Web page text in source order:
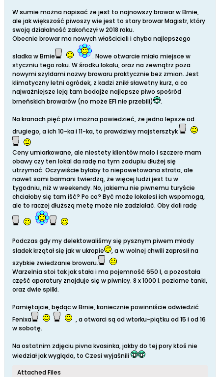
W sumie można napisać że jest to najnowszy browar w Brnie,
ale jak większość piwoszy wie jest to stary browar Magistr, który
swoją działalność zakończył w 2018 roku.
Obecnie browar ma nowych właścicieli i chyba najlepszego
sladka w Brnie
. Nowe otwarcie miało miejsce w
styczniu tego roku. W środku lokalu, oraz na zewnątrz poza
nowymi szyldami nazwy browaru praktycznie bez zmian. Jest
klimatyczny letni ogródek, z kadzi znikł sławetny kurz, a co
najważniejsze leją tam bodajże najlepsze piwo spośród
brneńskich browarów (no może EFI nie przebili)
.
Na kranach pięć piw i można powiedzieć, że jedno lepsze od
drugiego, a ich 10-ka i 11-ka, to prawdziwy majstersztyk
Ceny umiarkowane, ale niestety klientów mało i szczere mam
obawy czy ten lokal da radę na tym zadupiu dłużej się
utrzymać. Oczywiście byłaby to niepowetowana strata, ale
nawet sami barmani twierdzą, że więcej ludzi jest tu w
tygodniu, niż w weekendy. No, jakiemu nie piwnemu turyście
chciałoby się tam iść? Po co? Być może lokalesi ich wspomogą,
ale to raczej dłuższą metę może nie zadziałać. Oby dali radę
Podczas gdy my delektowaliśmy się pysznym piwem młody
sladek krzątał się jak w ukropie
, a w wolnej chwili zaprosił na
szybkie zwiedzanie browaru.
Warzelnia stoi tak jak stała i ma pojemność 650 l, a pozostała
część aparatury znajduje się w piwnicy. 8 x 1000 l. poziome tanki,
oraz dwie spilki.
Pamiętajcie, będąc w Brnie, koniecznie powinniście odwiedzić
Fenixa
, a otwarci są od wtorku-piątku od 15 i od 16
w sobotę.
Na ostatnim zdjęciu pivna kvasinka, jakby do tej pory ktoś nie
wiedział jak wygląda, to Czesi wyjaśnili
Attached Files